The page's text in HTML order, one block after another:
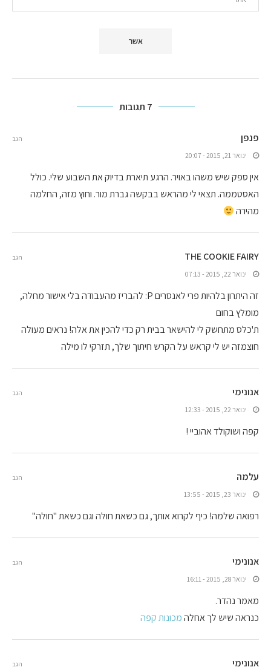
7 תגובות
פנפן
ינואר 21, 2015 - 20:07
אין ספק שיש משהו באויר. הרגע תיארת בדיוק את השבוע שלי. כולל
האסטממה. תצאי לי מהראש בבקשה גברת מור. וחוץ מזה, החלמה
מהירה
הגב
THE COOKIE FAIRY
ינואר 22, 2015 - 07:13
זה היתרון בלהיות פרי לאנסרים P: להבריז מהעבודה בלי אישור מחלה,
מומלץ בחום
ת'כלס מתחשק לי להישאר בבית רק כדי להכין את אלה! נראים מעולה
חוצמזה יש לי קראש על הקרש חיתוך שלך, תזרקי לו מילה
הגב
אנונימי
ינואר 22, 2015 - 12:33
קפה ושוקולד אהוביי !
הגב
עלמה
ינואר 23, 2015 - 13:55
רפואה שלמה! כיף לקרוא אותך, גם כשאת חולה וגם כשאת "חולה"
הגב
אנונימי
ינואר 28, 2015 - 16:11
מאמר נהדר.
כנראה שיש לך אחלהמכונות קפה
הגב
אנונימי הגב